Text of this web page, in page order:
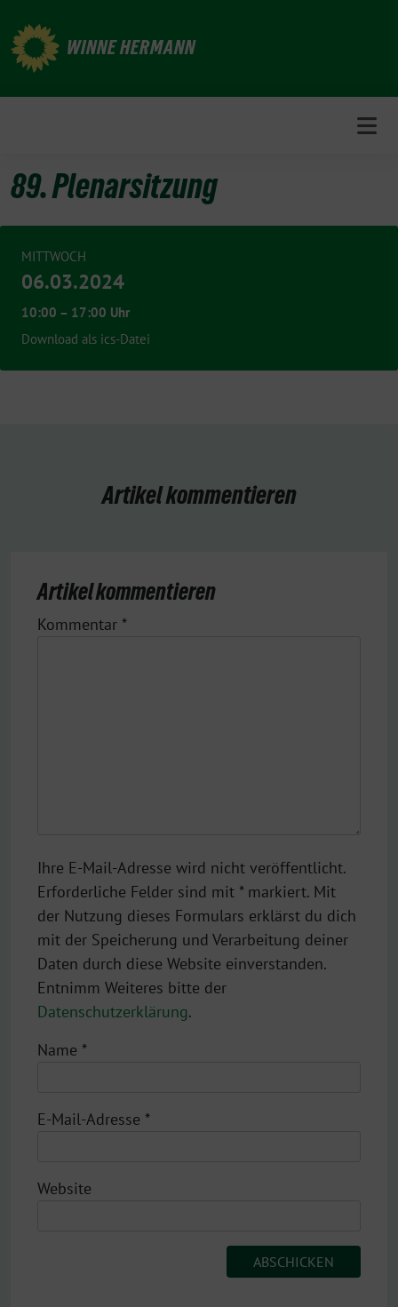
zum
Inhalt
WINNE HERMANN
89. Plenarsitzung
MITTWOCH
06.03.2024
10:00 – 17:00 Uhr
Download als ics-Datei
Artikel kommentieren
Artikel kommentieren
Kommentar *
Ihre E-Mail-Adresse wird nicht veröffentlicht.
Erforderliche Felder sind mit * markiert. Mit
der Nutzung dieses Formulars erklärst du dich
mit der Speicherung und Verarbeitung deiner
Daten durch diese Website einverstanden.
Entnimm Weiteres bitte der
Datenschutzerklärung.
Name *
E-Mail-Adresse *
Website